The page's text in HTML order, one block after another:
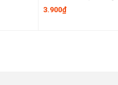
3.900₫